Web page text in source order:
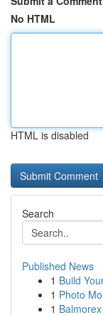
No HTML
HTML is disabled
Search
Published News
1 Build
1 Photo
1